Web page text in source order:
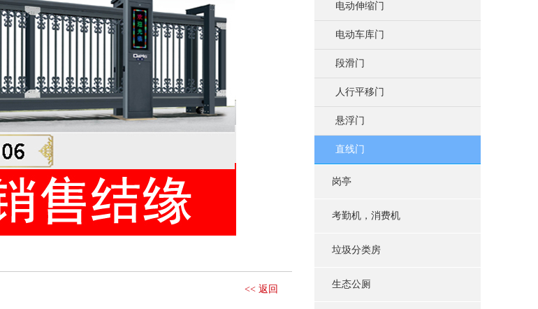
<< 返回
电动伸缩门
电动车库门
段滑门
人行平移门
悬浮门
直线门
岗亭
考勤机，消费机
垃圾分类房
生态公厕